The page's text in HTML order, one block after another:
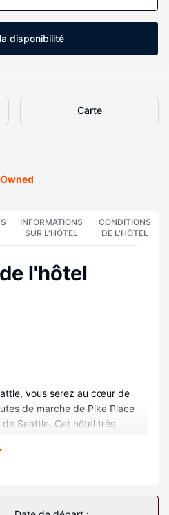
disponibilité
Carte
INFORMATIONS
SUR L'HÔTEL
CONDITIONS
DE L'HÔTEL
l'hôtel
vous serez au cœur de
de marche de Pike Place
Seattle. Cet hôtel très
1 km de Seattle Convention
de l'hébergement vous